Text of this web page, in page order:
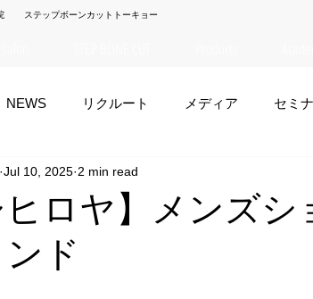
ステップボーンカットトーキョー
NEWS リクルート メディア セミ
夏菜 TAISEI
お笑い
ヒロヤ】メンズ
ド
Jul 10, 2025 2 min read